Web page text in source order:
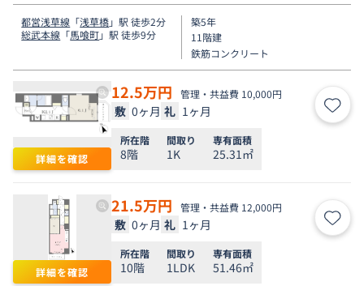
都営浅草線 「浅草橋」駅 徒歩2分
総武本線 「馬喰町」駅 徒歩9分
築5年
11階建
鉄筋コンクリート
詳細を確認
12.5万円 管理・共益費 10,000円
敷 0ヶ月 礼 1ヶ月 お気
所在階
8階
間取り
1K
専有面積
25.31㎡
詳細を確認
21.5万円 管理・共益費 12,000円
敷 0ヶ月 礼 1ヶ月 お気
所在階
10階
間取り
1LDK
専有面積
51.46㎡